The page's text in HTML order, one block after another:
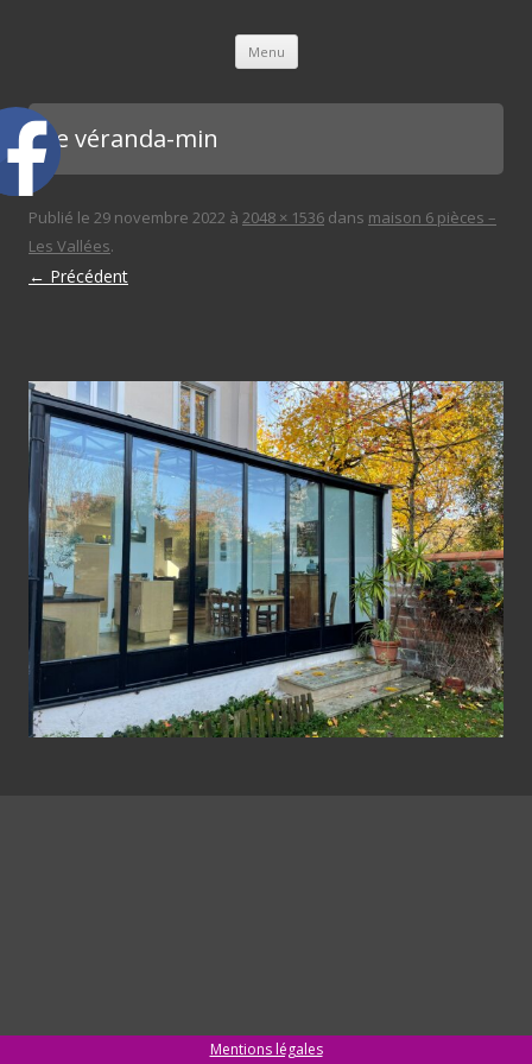
Menu Aller au contenu principal
vue véranda-min
Publié le 29 novembre 2022 à 2048 × 1536 dans maison 6 pièces –
Les Vallées.
← Précédent
Mentions légales